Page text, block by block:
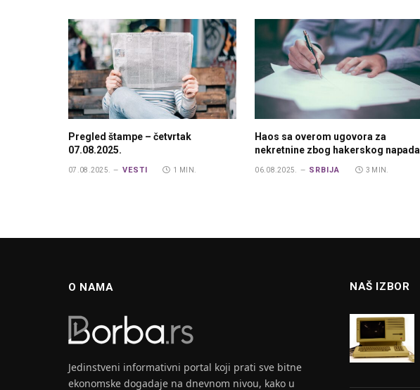
Pregled štampe – četvrtak
07.08.2025.
07.08.2025. VESTI 1 MIN.
Haos sa overom ugovora za
nekretnine zbog hakerskog napada
06.08.2025. SRBIJA 3 MIN.
O NAMA
Jedinstveni informativni portal koji prati sve bitne
ekonomske dogadaje na dnevnom nivou, kako u
NAŠ IZBOR